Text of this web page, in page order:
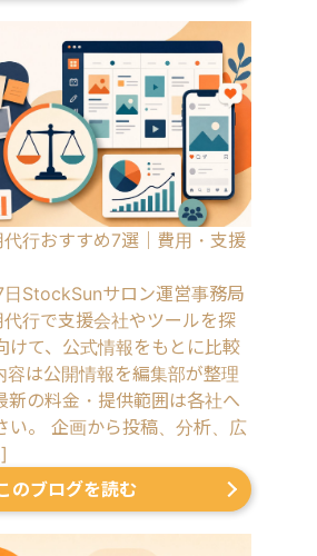
行おすすめ7選｜費用・支援
StockSunサロン運営事務局
行で支援会社やツールを探
けて、公式情報をもとに比較
容は公開情報を編集部が整理
新の料金・提供範囲は各社へ
い。 企画から投稿、分析、広
のブログを読む